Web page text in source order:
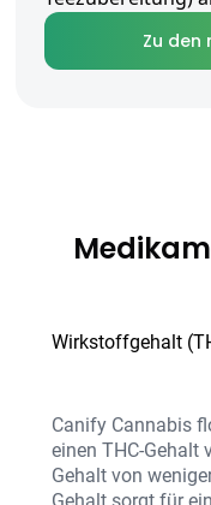
Zu den
Wirkstoffgehalt
Canify Cannabis
einen THC-Gehalt
Gehalt von